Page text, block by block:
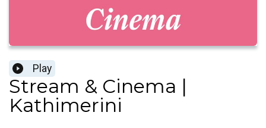
Play
Stream & Cinema |
Kathimerini